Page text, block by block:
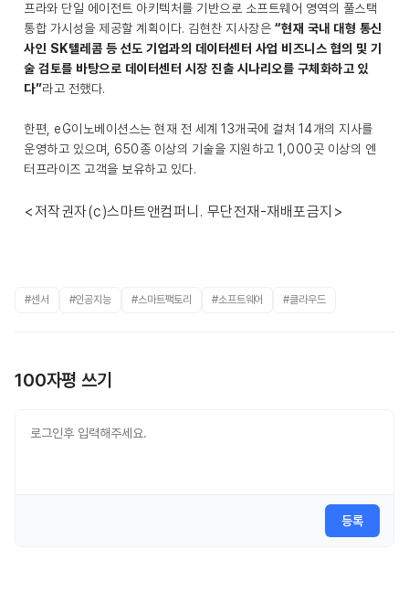
프라와 단일 에이전트 아키텍처를 기반으로 소프트웨어 영역의 풀스택
통합 가시성을 제공할 계획이다. 김현찬 지사장은 “현재 국내 대형 통신
사인 SK텔레콤 등 선도 기업과의 데이터센터 사업 비즈니스 협의 및 기
술 검토를 바탕으로 데이터센터 시장 진출 시나리오를 구체화하고 있
다”라고 전했다.
한편, eG이노베이션스는 현재 전 세계 13개국에 걸쳐 14개의 지사를
운영하고 있으며, 650종 이상의 기술을 지원하고 1,000곳 이상의 엔
터프라이즈 고객을 보유하고 있다.
<저작권자(c)스마트앤컴퍼니. 무단전재-재배포금지>
#센서 #인공지능 #스마트팩토리 #소프트웨어 #클라우드
100자평 쓰기
등록